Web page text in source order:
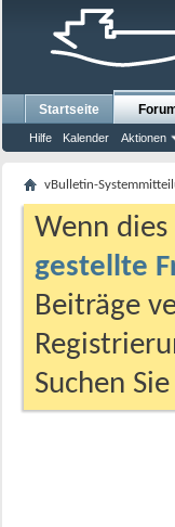
Startseite
Hilfe Kalender Aktionen
vBulletin-
Wenn
gestellte
Beiträge
Suchen